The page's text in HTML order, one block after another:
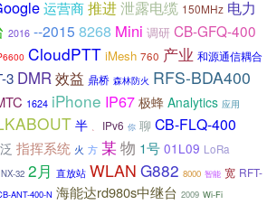
运营商推进泄露电缆 150MHz 电力
2016 --2015 8268 Mini 调研 CB-GFQ-400
CloudPTT iMesh 760 产业 和源通信耦合
3 DMR效益 鼎桥 森林防火 RFS-BDA400
1624 iPhone IP67极蜂 Analytics 应用
半 IPv6 你 聊 CB-FLQ-400
泛 指挥系统 火 方 某物 1号 01L09 LoRa
NX-32 2月 直放站 WLAN G882 8000 智能 宽 RFT-
ANT-400-N 海能达rd980s中继台 2009 Wi-Fi